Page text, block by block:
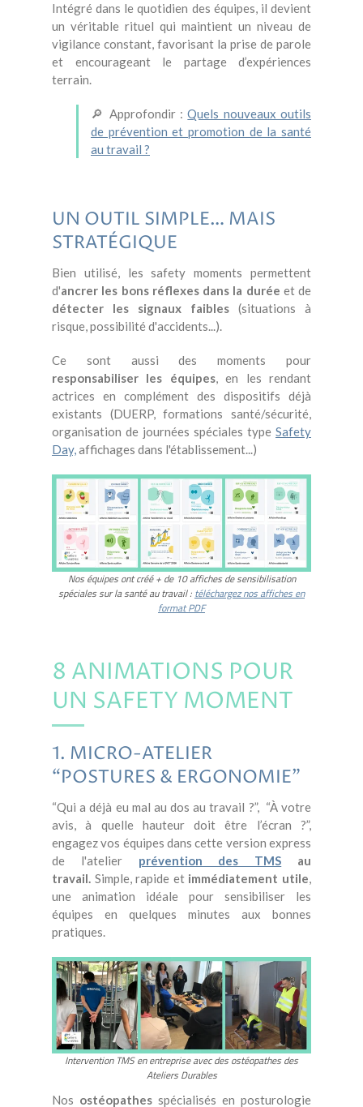
Intégré dans le quotidien des équipes, il devient
un véritable rituel qui maintient un niveau de
vigilance constant, favorisant la prise de parole
et encourageant le partage d’expériences
terrain.
🔎 Approfondir :Quels nouveaux outils
de prévention et promotion de la santé
au travail ?
UN OUTIL SIMPLE… MAIS
STRATÉGIQUE
Bien utilisé, les safety moments permettent
d'ancrer les bons réflexes dans la durée et de
détecter les signaux faibles (situations à
risque, possibilité d'accidents...).
Ce sont aussi des moments pour
responsabiliser les équipes, en les rendant
actrices en complément des dispositifs déjà
existants (DUERP, formations santé/sécurité,
organisation de journées spéciales type Safety
Day,affichages dans l'établissement...)
Nos équipes ont créé + de 10 affiches de sensibilisation
spéciales sur la santé au travail : téléchargez nos affiches en
format PDF
8 ANIMATIONS POUR
UN SAFETY MOMENT
1. MICRO-ATELIER
“POSTURES & ERGONOMIE”
“Qui a déjà eu mal au dos au travail ?”, “À votre
avis, à quelle hauteur doit être l’écran ?”,
engagez vos équipes dans cette version express
de l'atelier
prévention des TMS
au
travail. Simple, rapide et immédiatement utile,
une animation idéale pour sensibiliser les
équipes en quelques minutes aux bonnes
pratiques.
Intervention TMS en entreprise avec des ostéopathes des
Ateliers Durables
Nos ostéopathes spécialisés en posturologie